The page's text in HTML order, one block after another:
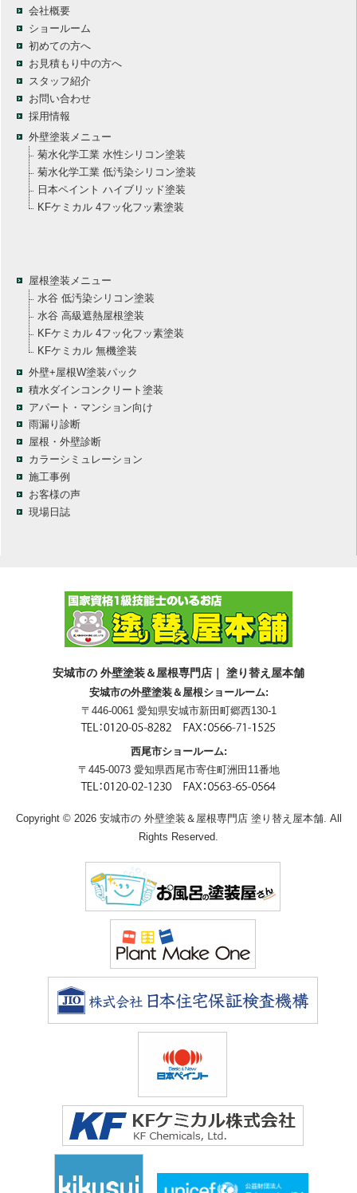
会社概要
ショールーム
初めての方へ
お見積もり中の方へ
スタッフ紹介
お問い合わせ
採用情報
外壁塗装メニュー
菊水化学工業 水性シリコン塗装
菊水化学工業 低汚染シリコン塗装
日本ペイント ハイブリッド塗装
KFケミカル 4フッ化フッ素塗装
屋根塗装メニュー
水谷 低汚染シリコン塗装
水谷 高級遮熱屋根塗装
KFケミカル 4フッ化フッ素塗装
KFケミカル 無機塗装
外壁+屋根W塗装パック
積水ダインコンクリート塗装
アパート・マンション向け
雨漏り診断
屋根・外壁診断
カラーシミュレーション
施工事例
お客様の声
現場日誌
安城市の 外壁塗装＆屋根専門店｜ 塗り替え屋本舗
安城市の外壁塗装＆屋根ショールーム:
〒446-0061 愛知県安城市新田町郷西130-1
西尾市ショールーム:
〒445-0073 愛知県西尾市寄住町洲田11番地
Copyright © 2026 安城市の 外壁塗装＆屋根専門店 塗り替え屋本舗. All
Rights Reserved.